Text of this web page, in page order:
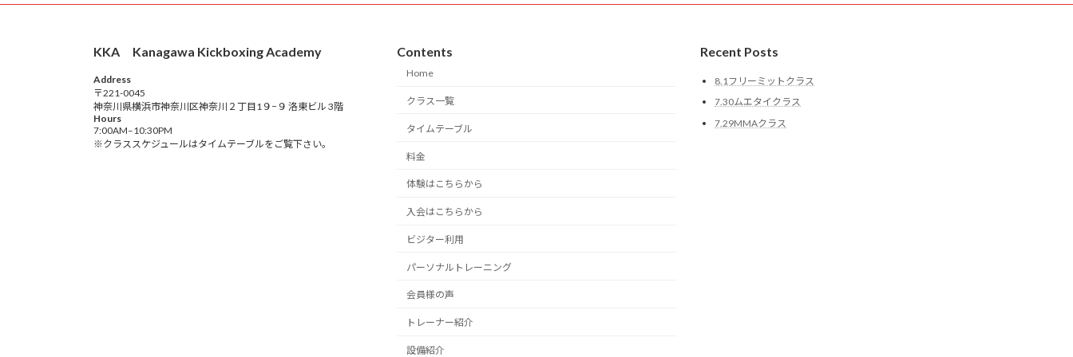
KKA Kanagawa Kickboxing Academy
Address
〒221-0045
神奈川県横浜市神奈川区神奈川２丁目1９−９ 洛東ビル 3階
Hours
7:00AM–10:30PM
※クラススケジュールはタイムテーブルをご覧下さい。
Contents
Home
クラス一覧
タイムテーブル
料金
体験はこちらから
入会はこちらから
ビジター利用
パーソナルトレーニング
会員様の声
トレーナー紹介
設備紹介
Recent Posts
8.1フリーミットクラス
7.30ムエタイクラス
7.29MMAクラス